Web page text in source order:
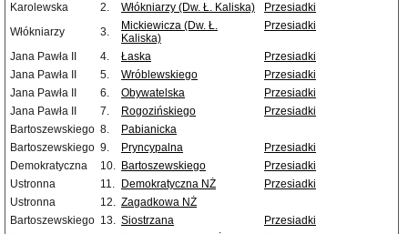
Karolewska
2. Włókniarzy (Dw. Ł. Kaliska)
Przesiadki
Włókniarzy
3.
Mickiewicza (Dw. Ł.
Kaliska)
Przesiadki
Jana Pawła II 4. Łaska
Przesiadki
Jana Pawła II
5. Wróblewskiego
Przesiadki
Jana Pawła II
6. Obywatelska
Przesiadki
Jana Pawła II
7. Rogozińskiego
Przesiadki
Bartoszewskiego 8.
Pabianicka
Bartoszewskiego 9. Pryncypalna
Przesiadki
Demokratyczna
10. Bartoszewskiego
Przesiadki
Ustronna
11. Demokratyczna NŻ
Przesiadki
Ustronna
12. Zagadkowa NŻ
Bartoszewskiego 13. Siostrzana
Przesiadki